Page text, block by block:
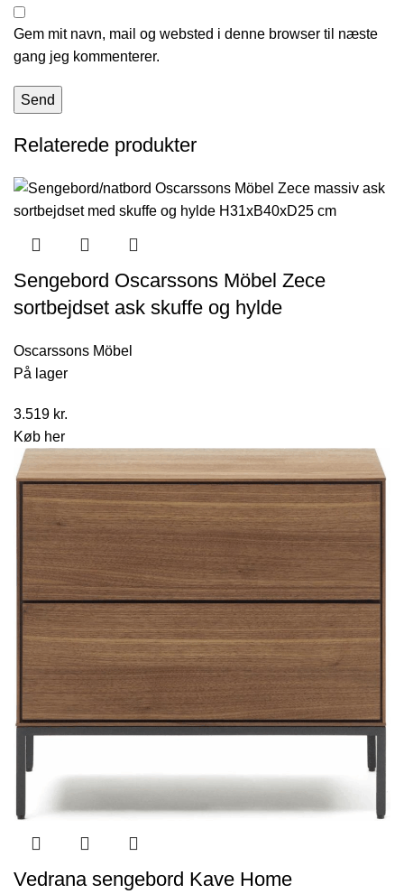
Gem mit navn, mail og websted i denne browser til næste
gang jeg kommenterer.
Relaterede produkter
Sengebord Oscarssons Möbel Zece
sortbejdset ask skuffe og hylde
Oscarssons Möbel
På lager
3.519 kr.
Køb her
Vedrana sengebord Kave Home